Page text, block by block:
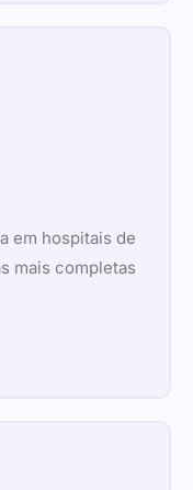
em hospitais de
mais completas